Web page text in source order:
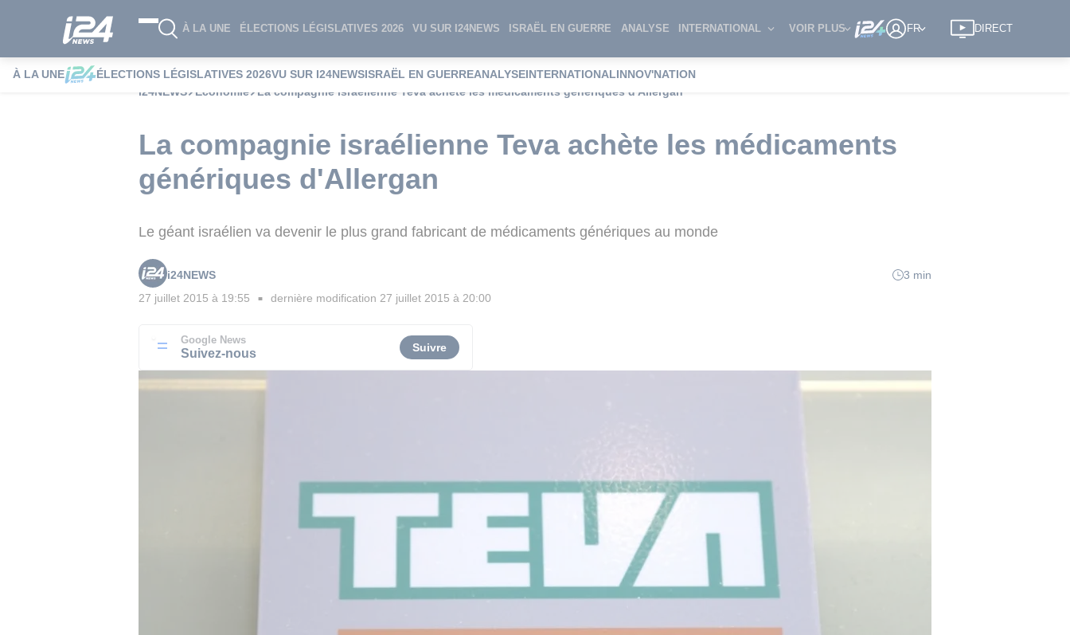
À LA UNE ÉLECTIONS LÉGISLATIVES 2026 VU SUR I24NEWS ISRAËL EN GUERRE ANALYSE INTERNATIONAL VOIR PLUS FR DIRECT
À LA UNE ÉLECTIONS LÉGISLATIVES 2026VU SUR I24NEWSISRAËL EN GUERREANALYSEINTERNATIONALINNOV'NATION
i24NEWS
Economie La compagnie israélienne Teva achète les médicaments génériques d'Allergan
La compagnie israélienne Teva achète les médicaments
génériques d'Allergan
Le géant israélien va devenir le plus grand fabricant de médicaments génériques au monde
i24NEWS
3 min
27 juillet 2015 à 19:55 ■ dernière modification 27 juillet 2015 à 20:00
Google News
Suivez-nous Suivre